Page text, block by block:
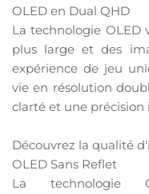
OLED en Dual QHD
La technologie OLED
plus large et des
expérience de jeu
vie en résolution
clarté et une précision
Découvrez la qualité
OLED Sans Reflet
La technologie